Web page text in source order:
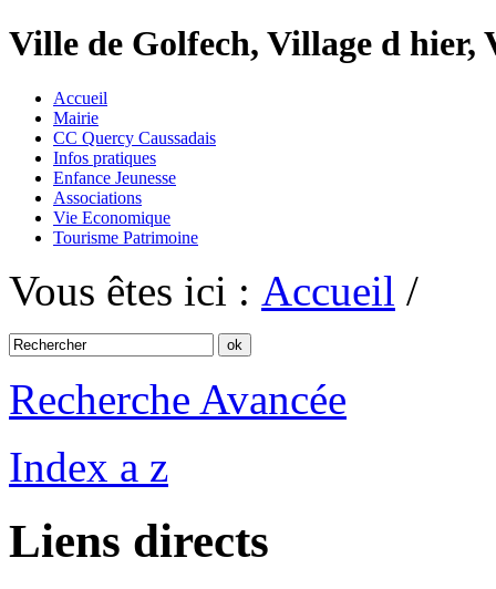
Ville de Golfech, Village d
Accueil
Mairie
CC Quercy Caussadais
Infos pratiques
Enfance Jeunesse
Associations
Vie Economique
Tourisme Patrimoine
Vous êtes ici : Accueil /
Recherche Avancée
Index a z
Liens directs